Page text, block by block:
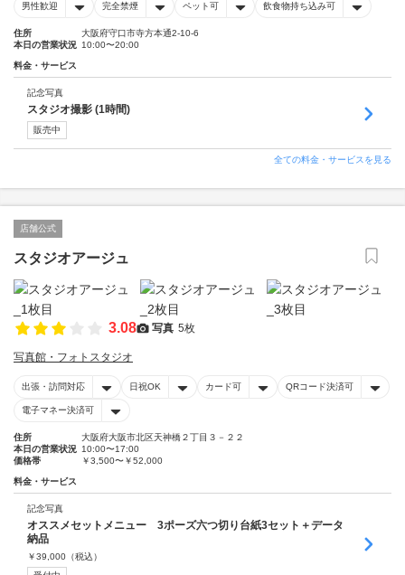
男性歓迎 完全禁煙 ペット可 飲食物持ち込み可
住所
大阪府守口市寺方本通2-10-6
本日の営業状況 10:00〜20:00
料金・サービス
記念写真
スタジオ撮影 (1時間)
販売中
全ての料金・サービスを見る
店舗公式
スタジオアージュ
3.08 写真 5枚
写真館・フォトスタジオ
出張・訪問対応 日祝OK カード可 QRコード決済可
電子マネー決済可
住所
大阪府大阪市北区天神橋２丁目３－２２
本日の営業状況 10:00〜17:00
価格帯
￥3,500〜￥52,000
料金・サービス
記念写真
オススメセットメニュー 3ポーズ六つ切り台紙3セット＋データ
納品
￥39,000 （税込）